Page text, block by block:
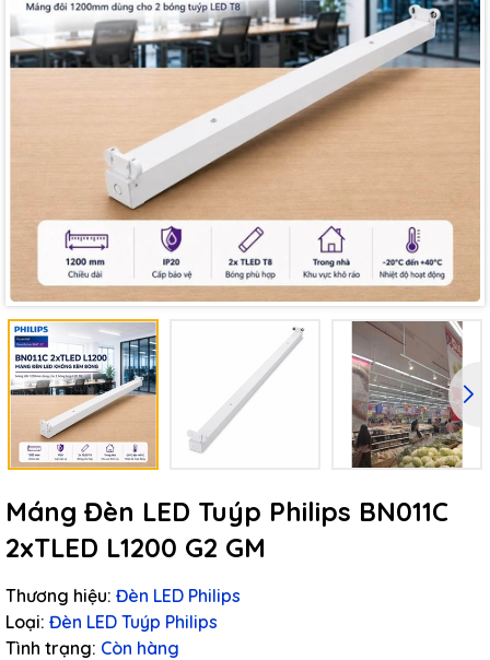
Máng Đèn LED Tuýp Philips BN011C
2xTLED L1200 G2 GM
Thương hiệu: Đèn LED Philips
Loại: Đèn LED Tuýp Philips
Tình trạng: Còn hàng